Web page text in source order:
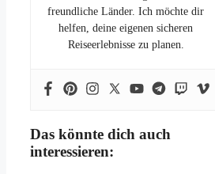
freundliche Länder. Ich möchte dir
helfen, deine eigenen sicheren
Reiseerlebnisse zu planen.
Das könnte dich auch
interessieren: